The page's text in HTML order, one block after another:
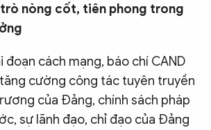
trò nòng cốt, tiên phong trong
đoạn cách mạng, báo chí CAND
cường công tác tuyên truyền
của Đảng, chính sách pháp
sự lãnh đạo, chỉ đạo của Đảng